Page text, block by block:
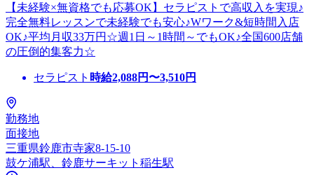
【未経験×無資格でも応募OK】セラピストで高収入を実現♪
完全無料レッスンで未経験でも安心♪Wワーク&短時間入店
OK♪平均月収33万円☆週1日～1時間～でもOK♪全国600店舗
の圧倒的集客力☆
セラピスト 時給2,088円〜3,510円
勤務地
面接地
三重県鈴鹿市寺家8-15-10
鼓ケ浦駅、鈴鹿サーキット稲生駅